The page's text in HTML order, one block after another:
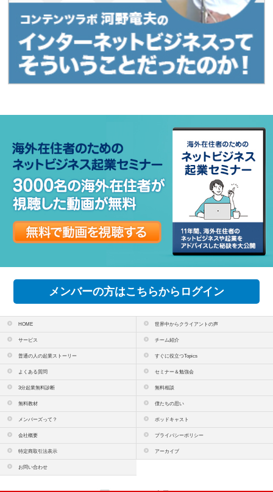
メンバーの方はこちらからログイン
HOME 世界中からクライアントの声
サービス チーム紹介
普通の人の起業ストーリー すぐに役立つTopics
よくある質問 セミナー＆勉強会
3分起業無料診断 無料相談
無料教材 僕たちの思い
メンバーズって？ ポッドキャスト
会社概要 プライバシーポリシー
特定商取引法表示 アーカイブ
お問い合わせ